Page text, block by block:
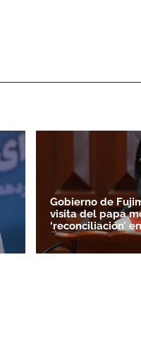
Gobierno de
visita del papa
‘reconciliación’